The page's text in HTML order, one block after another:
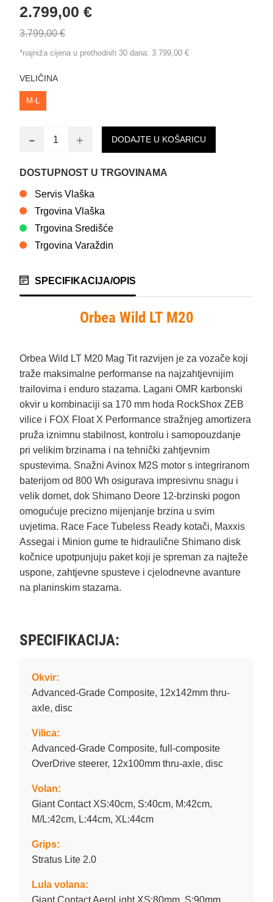
2.799,00 €
3.799,00 €
*najniža cijena u prethodnih 30 dana: 3.799,00 €
VELIČINA
M-L
- + DODAJTE U KOŠARICU
DOSTUPNOST U TRGOVINAMA
Servis Vlaška
Trgovina Vlaška
Trgovina Središće
Trgovina Varaždin
SPECIFIKACIJA/OPIS
Orbea Wild LT M20
Orbea Wild LT M20 Mag Tit razvijen je za vozače koji
traže maksimalne performanse na najzahtjevnijim
trailovima i enduro stazama. Lagani OMR karbonski
okvir u kombinaciji sa 170 mm hoda RockShox ZEB
vilice i FOX Float X Performance stražnjeg amortizera
pruža iznimnu stabilnost, kontrolu i samopouzdanje
pri velikim brzinama i na tehnički zahtjevnim
spustevima. Snažni Avinox M2S motor s integriranom
baterijom od 800 Wh osigurava impresivnu snagu i
velik domet, dok Shimano Deore 12-brzinski pogon
omogućuje precizno mijenjanje brzina u svim
uvjetima. Race Face Tubeless Ready kotači, Maxxis
Assegai i Minion gume te hidraulične Shimano disk
kočnice upotpunjuju paket koji je spreman za najteže
uspone, zahtjevne spusteve i cjelodnevne avanture
na planinskim stazama.
SPECIFIKACIJA:
Okvir:
Advanced-Grade Composite, 12x142mm thru-
axle, disc
Vilica:
Advanced-Grade Composite, full-composite
OverDrive steerer, 12x100mm thru-axle, disc
Volan:
Giant Contact XS:40cm, S:40cm, M:42cm,
M/L:42cm, L:44cm, XL:44cm
Grips:
Stratus Lite 2.0
Lula volana: